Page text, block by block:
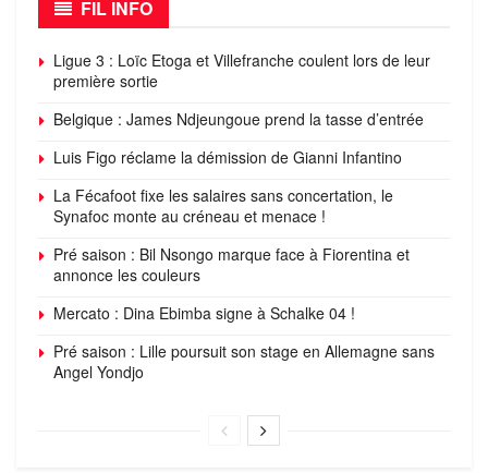
FIL INFO
Ligue 3 : Loïc Etoga et Villefranche coulent lors de leur
première sortie
Belgique : James Ndjeungoue prend la tasse d’entrée
Luis Figo réclame la démission de Gianni Infantino
La Fécafoot fixe les salaires sans concertation, le
Synafoc monte au créneau et menace !
Pré saison : Bil Nsongo marque face à Fiorentina et
annonce les couleurs
Mercato : Dina Ebimba signe à Schalke 04 !
Pré saison : Lille poursuit son stage en Allemagne sans
Angel Yondjo